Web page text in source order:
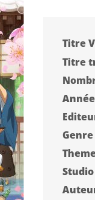
Titre
Titre
Genre
Studio